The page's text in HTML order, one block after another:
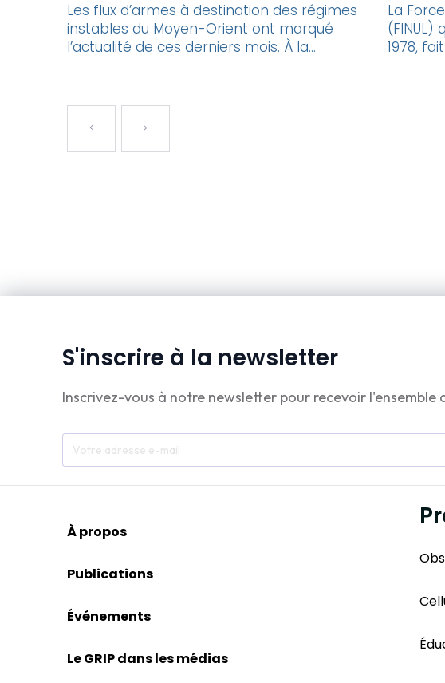
Les flux d’armes à destination des régimes
instables du Moyen-Orient ont marqué
l’actualité de ces derniers mois. À la...
La
(FINUL)
1978,
S'inscrire à la newsletter
Inscrivez-vous à notre newsletter pour recevoir l'ensemble
À propos
Publications
Événements
Le GRIP dans les médias